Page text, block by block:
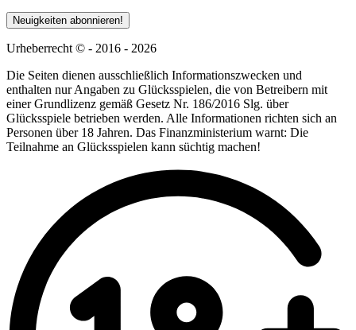
Neuigkeiten abonnieren!
Urheberrecht © - 2016 - 2026
Die Seiten dienen ausschließlich Informationszwecken und
enthalten nur Angaben zu Glücksspielen, die von Betreibern mit
einer Grundlizenz gemäß Gesetz Nr. 186/2016 Slg. über
Glücksspiele betrieben werden. Alle Informationen richten sich an
Personen über 18 Jahren. Das Finanzministerium warnt: Die
Teilnahme an Glücksspielen kann süchtig machen!